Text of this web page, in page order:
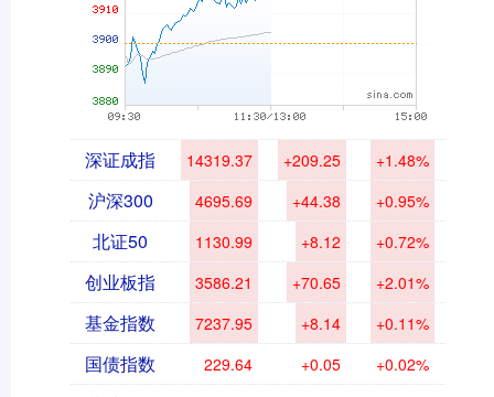
深证成指 14319.37 +209.25 +1.48%
沪深300 4695.69 +44.38 +0.95%
北证50 1130.99 +8.12 +0.72%
创业板指 3586.21 +70.65 +2.01%
基金指数 7237.95 +8.14 +0.11%
国债指数 229.64 +0.05 +0.02%